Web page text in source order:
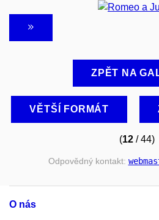
ZPĚT NA
VĚTŠÍ FORMÁT
(12 / 44)
Odpovědný kontakt:
O nás